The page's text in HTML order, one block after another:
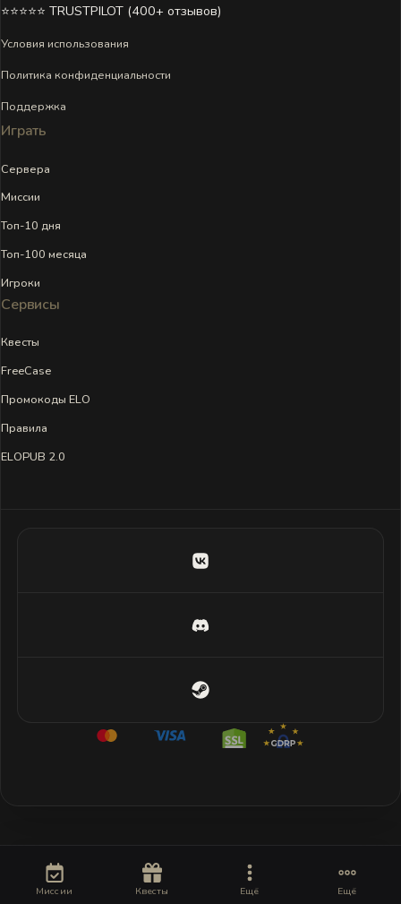
Миссии Квесты Ещё Ещё
⭐⭐⭐⭐⭐ TRUSTPILOT (400+ отзывов)
Условия использования
Политика конфиденциальности
Поддержка
Играть
Сервера
Миссии
Топ-10 дня
Топ-100 месяца
Игроки
Сервисы
Квесты
FreeCase
Промокоды ELO
Правила
ELOPUB 2.0